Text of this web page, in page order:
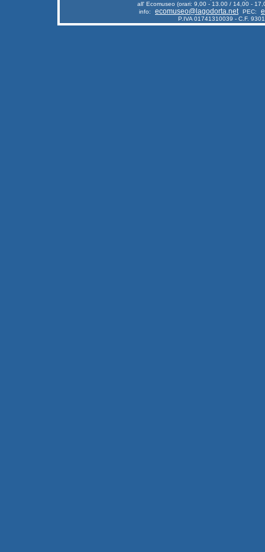
all' Ecomuseo (orari: 9,00 - 13.00 / 14,00 -
info:
ecomuseo@lagodorta.net PEC:
P.IVA 01741310039 - C.F.